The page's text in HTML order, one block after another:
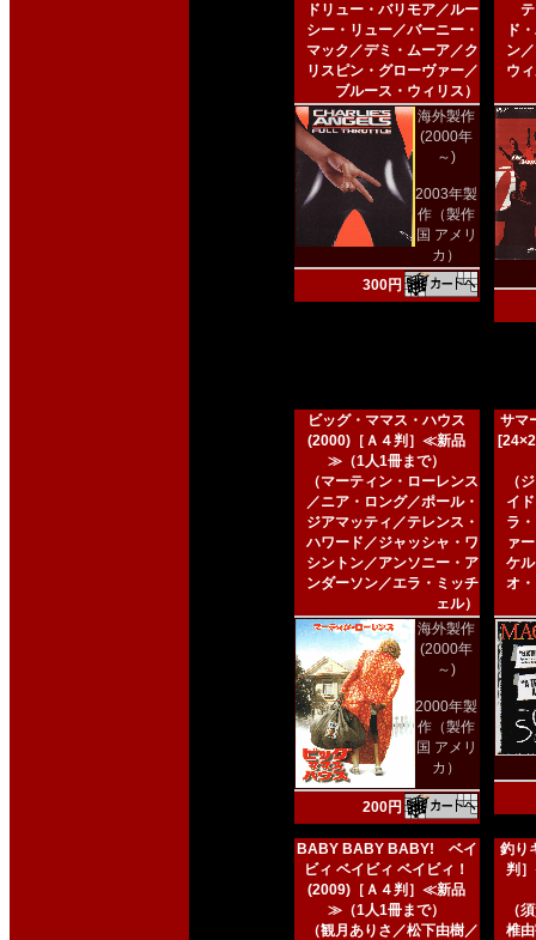
ドリュー・バリモア／ルー
シー・リュー／バーニー・
マック／デミ・ムーア／ク
リスピン・グローヴァー／
ブルース・ウィリス）
海外製作
(2000年
～)
2003年製
作（製作
国 アメリ
カ）
300円
ド
ン
ウ
ビッグ・ママス・ハウス
(2000)［Ａ４判］≪新品
≫（1人1冊まで）
（マーティン・ローレンス
／ニア・ロング／ポール・
ジアマッティ／テレンス・
ハワード／ジャッシャ・ワ
シントン／アンソニー・ア
ンダーソン／エラ・ミッチ
ェル）
海外製作
(2000年
～)
2000年製
作（製作
国 アメリ
カ）
200円
サマ
（
イ
ラ
ァ
ケ
オ
BABY BABY BABY! ベイ
ビィ ベイビィ ベイビィ！
(2009)［Ａ４判］≪新品
≫（1人1冊まで）
（観月ありさ／松下由樹／
釣り
判
（
椎